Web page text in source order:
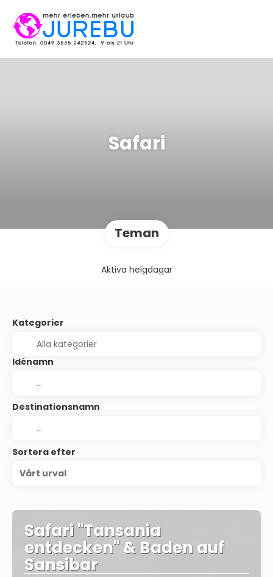
Safari
Teman
Aktiva helgdagar
Kategorier
Idénamn
Destinationsnamn
Sortera efter
Vårt urval
Safari "Tansania
entdecken" & Baden auf
Sansibar